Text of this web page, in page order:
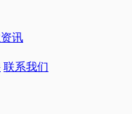
讯
联系我们